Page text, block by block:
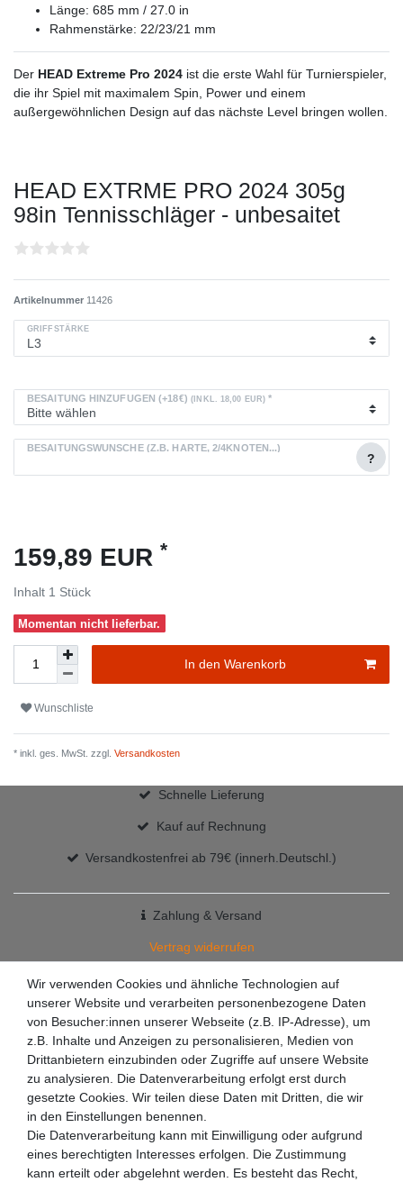
Länge: 685 mm / 27.0 in
Rahmenstärke: 22/23/21 mm
Der HEAD Extreme Pro 2024 ist die erste Wahl für Turnierspieler,
die ihr Spiel mit maximalem Spin, Power und einem
außergewöhnlichen Design auf das nächste Level bringen wollen.
HEAD EXTRME PRO 2024 305g
98in Tennisschläger - unbesaitet
Artikelnummer 11426
GRIFFSTÄRKE
BESAITUNG HINZUFÜGEN (+18€) (INKL. 18,00 EUR) *
BESAITUNGSWÜNSCHE (Z.B. HÄRTE, 2/4KNOTEN...)
?
159,89 EUR *
Inhalt 1 Stück
Momentan nicht lieferbar.
In den Warenkorb
Wunschliste
* inkl. ges. MwSt. zzgl. Versandkosten
Schnelle Lieferung
Kauf auf Rechnung
Versandkostenfrei ab 79€ (innerh.Deutschl.)
Zahlung & Versand
Vertrag widerrufen
+49 7363 9200301
✉ info@racketzone.de
Wir verwenden Cookies und ähnliche Technologien auf
unserer Website und verarbeiten personenbezogene Daten
von Besucher:innen unserer Webseite (z.B. IP-Adresse), um
z.B. Inhalte und Anzeigen zu personalisieren, Medien von
Drittanbietern einzubinden oder Zugriffe auf unsere Website
zu analysieren. Die Datenverarbeitung erfolgt erst durch
gesetzte Cookies. Wir teilen diese Daten mit Dritten, die wir
in den Einstellungen benennen.
Die Datenverarbeitung kann mit Einwilligung oder aufgrund
eines berechtigten Interesses erfolgen. Die Zustimmung
kann erteilt oder abgelehnt werden. Es besteht das Recht,